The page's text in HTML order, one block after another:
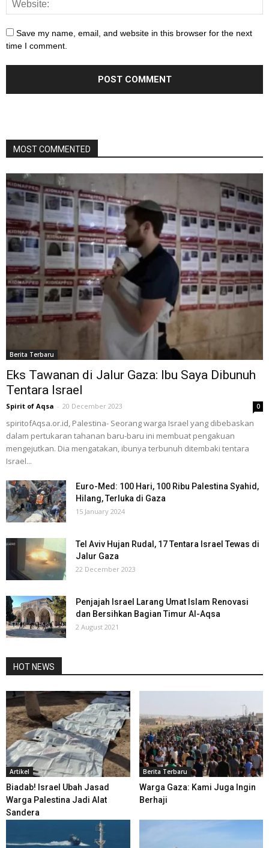
Save my name, email, and website in this browser for the next
time I comment.
MOST COMMENTED
Berita Terbaru
Eks Tawanan di Jalur Gaza: Ibu Saya Dibunuh
Tentara Israel
Spirit of Aqsa - 20 December 2023 0
spiritofAqsa.or.id, Palestina- Seorang warga Israel yang dibebaskan
dalam pertukaran tahanan baru-baru ini membuat pengakuan
mengejutkan. Dia mengatakan, ibunya terbunuh ditembaki tentara
Israel...
Euro-Med: 100 Hari, 100 Ribu Palestina Syahid,
Hilang, Terluka di Gaza
15 January 2024
Tel Aviv Hujan Rudal, 17 Tentara Israel Tewas di
Jalur Gaza
22 December 2023
Penjajah Israel Larang Umat Islam Renovasi
dan Bersihkan Bagian Timur Al-Aqsa
2 August 2021
HOT NEWS
Artikel
Biadab! Israel Ubah Jasad
Warga Palestina Jadi Alat
Sandera
Berita Terbaru
Warga Gaza: Kami Juga Ingin
Berhaji